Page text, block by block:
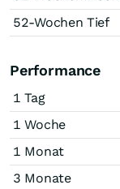
52-Wochen Tief
Performance
1 Tag
1 Woche
1 Monat
3 Monate